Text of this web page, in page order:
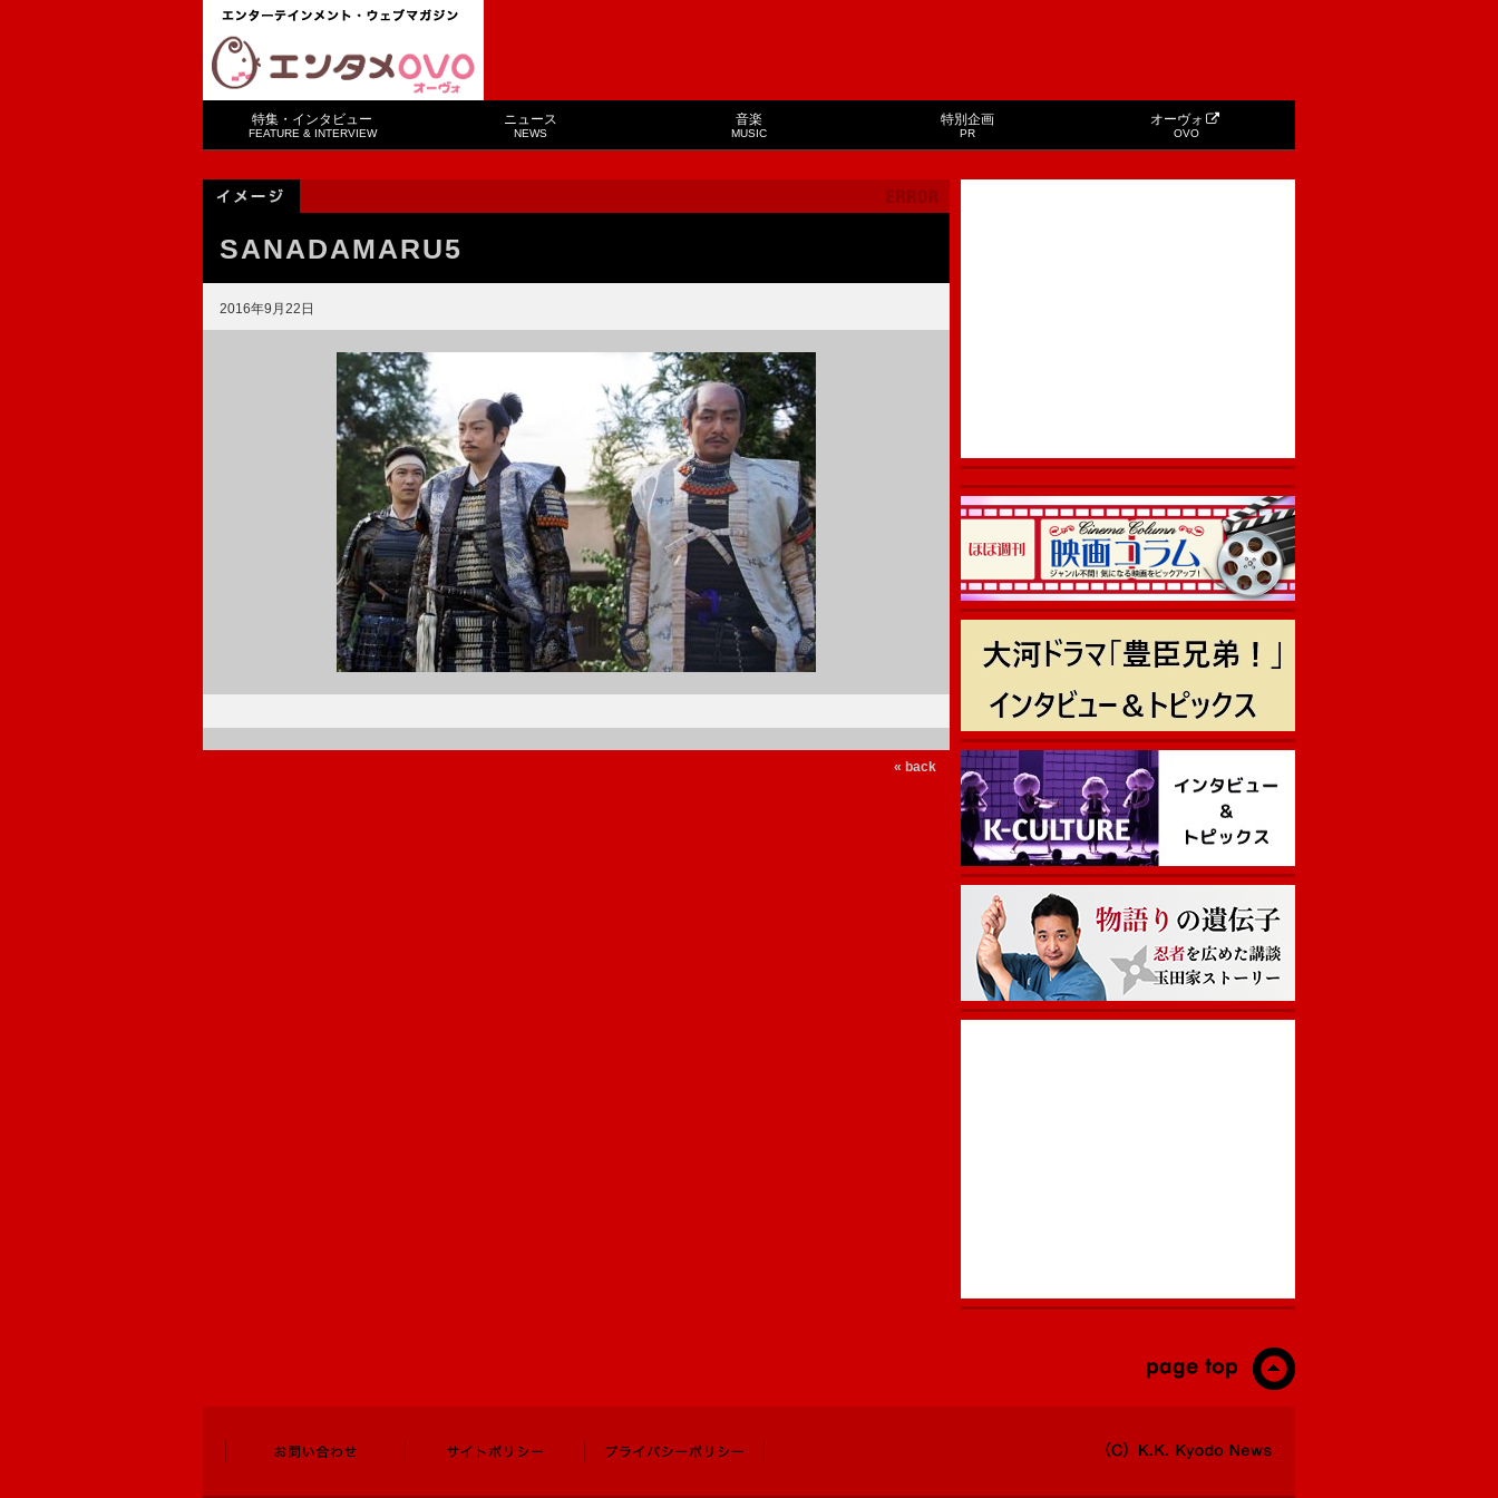
特集・インタビュー
FEATURE & INTERVIEW
ニュース
NEWS
音楽
MUSIC
特別企画
PR
オーヴォ
OVO
SANADAMARU5
2016年9月22日
« back